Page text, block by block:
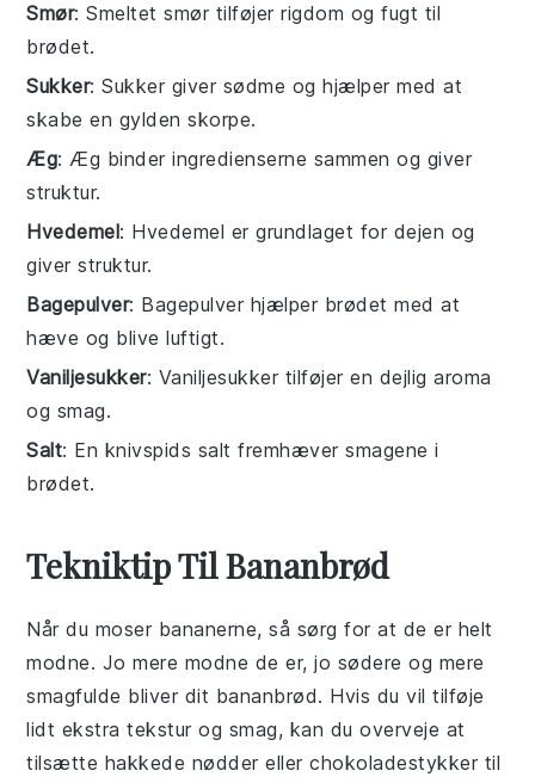
Smør: Smeltet smør tilføjer rigdom og fugt til
brødet.
Sukker: Sukker giver sødme og hjælper med at
skabe en gylden skorpe.
Æg: Æg binder ingredienserne sammen og giver
struktur.
Hvedemel: Hvedemel er grundlaget for dejen og
giver struktur.
Bagepulver: Bagepulver hjælper brødet med at
hæve og blive luftigt.
Vaniljesukker: Vaniljesukker tilføjer en dejlig aroma
og smag.
Salt: En knivspids salt fremhæver smagene i
brødet.
Tekniktip Til Bananbrød
Når du moser bananerne, så sørg for at de er helt
modne. Jo mere modne de er, jo sødere og mere
smagfulde bliver dit bananbrød. Hvis du vil tilføje
lidt ekstra tekstur og smag, kan du overveje at
tilsætte hakkede nødder ellerchokoladestykker til